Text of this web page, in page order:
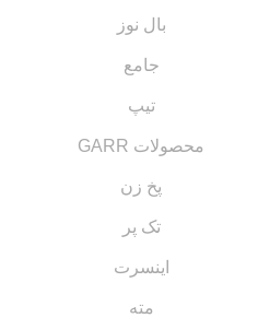
بال نوز
جامع
تیپ
محصولات GARR
پخ زن
تک پر
اینسرت
مته